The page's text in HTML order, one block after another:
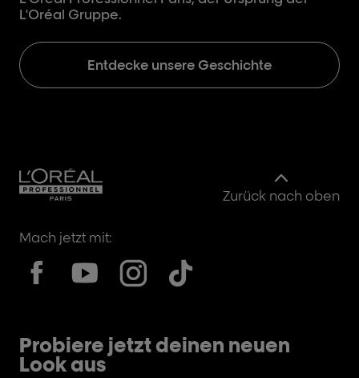
L'Oréal Gruppe.
Entdecke unsere Geschichte
Zurück nach oben
Mach jetzt mit:
Probiere jetzt deinen neuen
Look aus